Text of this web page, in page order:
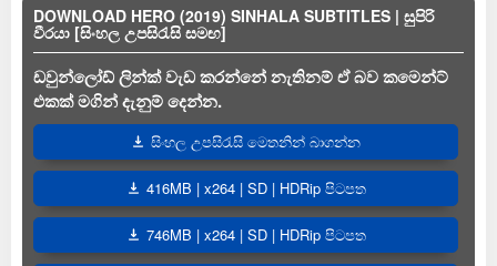
DOWNLOAD HERO (2019) SINHALA SUBTITLES | සුපිරි
වීරයා [සිංහල උපසිරැසි සමඟ]
ඩවුන්ලෝඩ් ලින්ක් වැඩ කරන්නේ නැතිනම් ඒ බව කමෙන්ට්
එකක් මගින් දැනුම් දෙන්න.
සිංහල උපසිරැසි මෙතනින් බාගන්න
416MB | x264 | SD | HDRip පිටපත
746MB | x264 | SD | HDRip පිටපත